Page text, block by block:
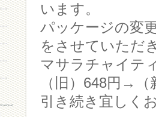
います。
パッケージの変
をさせていただ
マサラチャイテ
（旧）648円→（
引き続き宜しく